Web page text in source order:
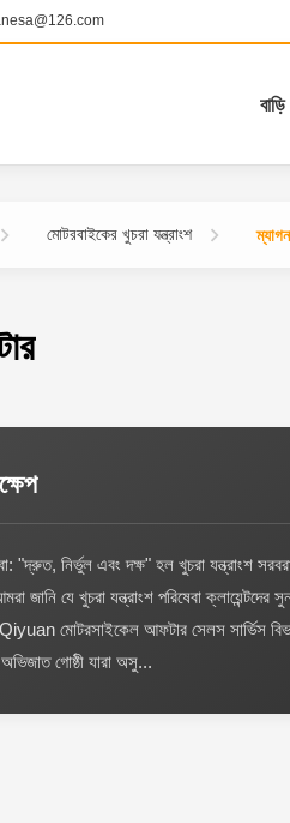
বাড়ি
মোটরবাইকের খুচরা যন্ত্রাংশ
"দ্রুত, নির্ভুল এবং দক্ষ" হল খুচরা যন্ত্রাংশ
জানি যে খুচরা যন্ত্রাংশ পরিষেবা ক্লায়েন্টদের
মোটরসাইকেল আফটার সেলস সার্ভিস
গোষ্ঠী যারা অসু...